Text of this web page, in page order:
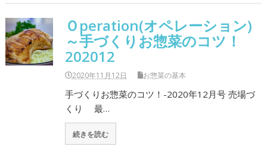
Ｏperation(オペレーション)
～手づくりお惣菜のコツ！
202012
2020年11月12日 お惣菜の基本
手づくりお惣菜のコツ！-2020年12月号 売場づ
くり 最…
続きを読む